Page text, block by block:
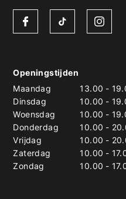
Openingstijden
Maandag
13.00 -
Dinsdag
10.00 -
Woensdag
10.00 -
Donderdag
10.00 -
Vrijdag
10.00 -
Zaterdag
10.00 -
Zondag
10.00 -